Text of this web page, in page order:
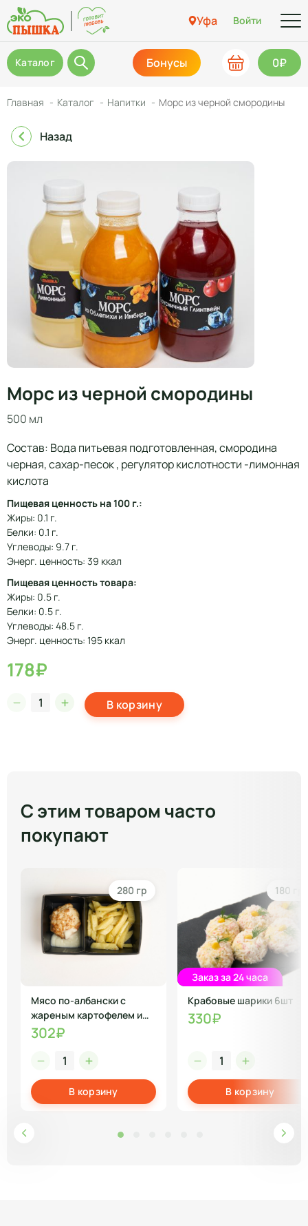
Уфа Войти
Каталог Бонусы 0₽
Главная Каталог Напитки Морс из черной смородины
Назад
Морс из черной смородины
500 мл
Состав: Вода питьевая подготовленная, смородина
черная, сахар-песок , регулятор кислотности -лимонная
кислота
Пищевая ценность на 100 г.:
Жиры: 0.1 г.
Белки: 0.1 г.
Углеводы: 9.7 г.
Энерг. ценность: 39 ккал
Пищевая ценность товара:
Жиры: 0.5 г.
Белки: 0.5 г.
Углеводы: 48.5 г.
Энерг. ценность: 195 ккал
178₽
В корзину
С этим товаром часто
покупают
280 гр
Мясо по-албански с
жареным картофелем и
соусом
302₽
В корзину
180 гр
Заказ за 24 часа
Крабовые шарики 6шт
330₽
В корзину